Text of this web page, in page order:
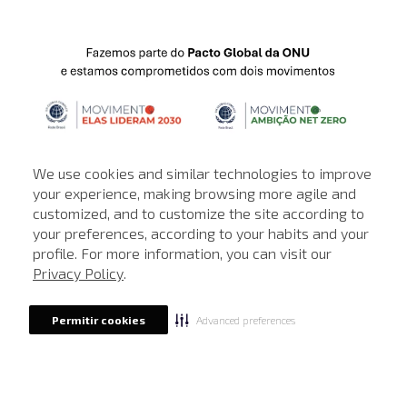
We use cookies and similar technologies to improve
your experience, making browsing more agile and
customized, and to customize the site according to
your preferences, according to your habits and your
profile. For more information, you can visit our
Privacy Policy.
Permitir cookies Advanced preferences
© © Copyright 2000-2026 - Todos os direitos reservados. A Loja de
John John reserva-se no direito de corrigir ou alterar informações
Em caso de dúvidas:0800 990 5500.
Horário de Atendimentodas 8h às 20h de segunda a sábado, exceto